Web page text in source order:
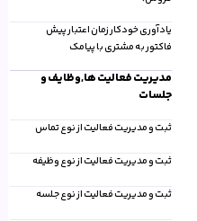
یادآوری خودکار زمان اعتبار پیش
فاکتور به مشتری با پیامک
مدیریت فعالیت ها,وظایف و
جلسات
ثبت و مدیریت فعالیت از نوع تماس
ثبت و مدیریت فعالیت از نوع وظیفه
ثبت و مدیریت فعالیت از نوع جلسه